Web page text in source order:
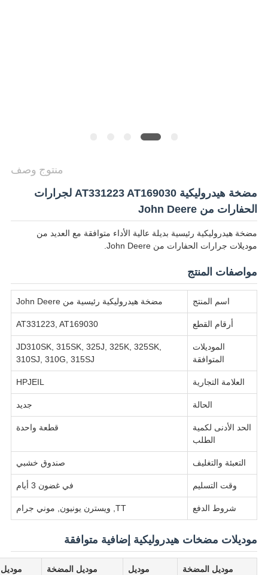
منتوج وصف
مضخة هيدروليكية AT331223 AT169030 لجرارات
الحفارات من John Deere
مضخة هيدروليكية رئيسية بديلة عالية الأداء متوافقة مع العديد من
موديلات جرارات الحفارات من John Deere.
مواصفات المنتج
اسم المنتج مضخة هيدروليكية رئيسية من John Deere
أرقام القطع AT331223, AT169030
الموديلات
المتوافقة
JD310SK, 315SK, 325J, 325K, 325SK,
310SJ, 310G, 315SJ
العلامة التجارية HPJEIL
الحالة جديد
الحد الأدنى لكمية
الطلب
قطعة واحدة
التعبئة والتغليف صندوق خشبي
وقت التسليم في غضون 3 أيام
شروط الدفع TT, ويسترن يونيون, موني جرام
موديلات مضخات هيدروليكية إضافية متوافقة
موديل المضخة
موديل
موديل المضخة
موديل